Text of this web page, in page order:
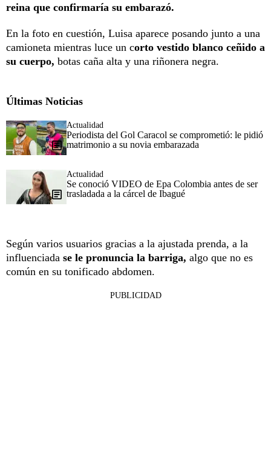
reina que confirmaría su embarazó.
En la foto en cuestión, Luisa aparece posando junto a una
camioneta mientras luce un corto vestido blanco ceñido a
su cuerpo, botas caña alta y una riñonera negra.
Últimas Noticias
Actualidad
Periodista del Gol Caracol se comprometió: le pidió
matrimonio a su novia embarazada
Actualidad
Se conoció VIDEO de Epa Colombia antes de ser
trasladada a la cárcel de Ibagué
Según varios usuarios gracias a la ajustada prenda, a la
influenciada se le pronuncia la barriga, algo que no es
común en su tonificado abdomen.
PUBLICIDAD